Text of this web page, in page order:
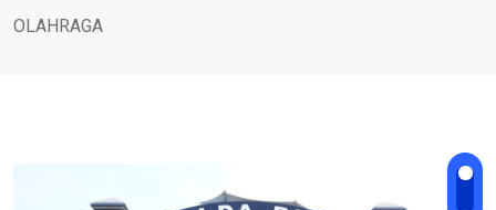
OLAHRAGA